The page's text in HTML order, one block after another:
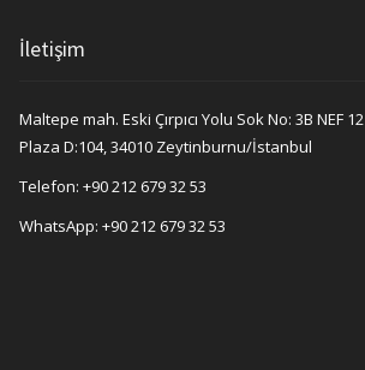
İletişim
Maltepe mah. Eski Çırpıcı Yolu Sok No: 3B NEF 12
Plaza D:104, 34010 Zeytinburnu/İstanbul
Telefon: +90 212 679 32 53
WhatsApp: +90 212 679 32 53